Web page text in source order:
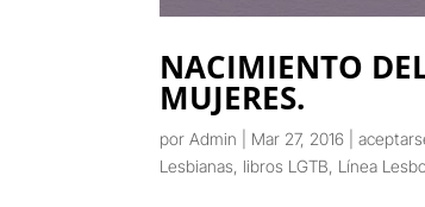
NACIMIENTO
MUJERES.
porAdmin Mar 27, 2016 |
Lesbianas libros LGTB Línea